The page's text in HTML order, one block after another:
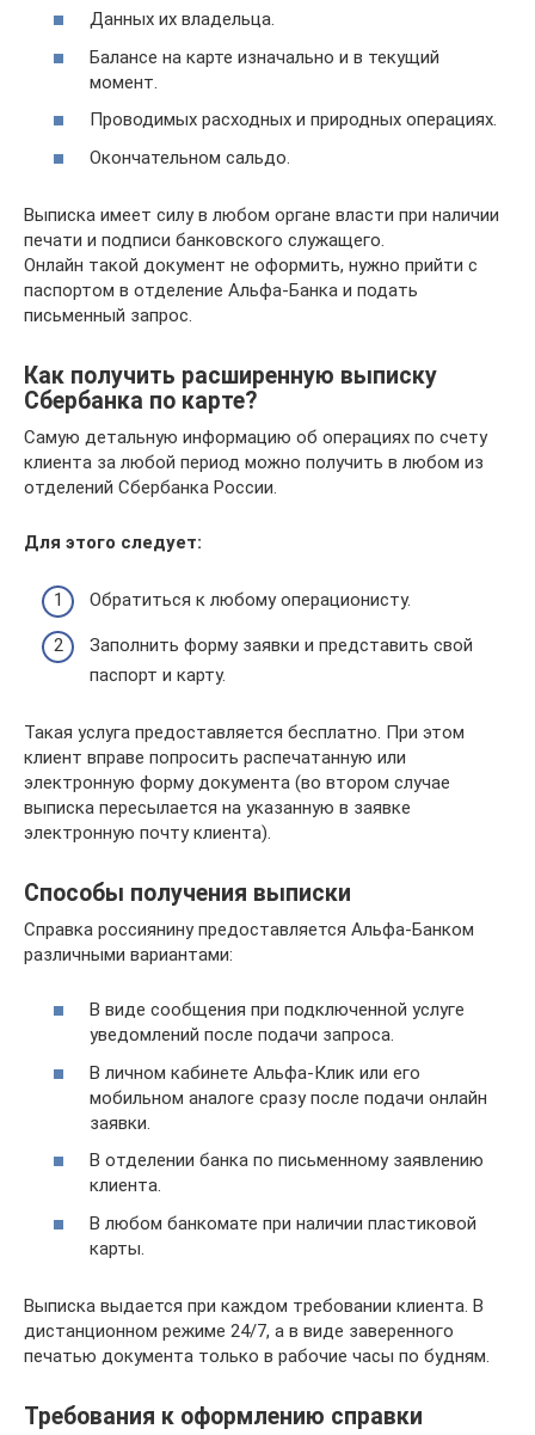
Данных их владельца.
Балансе на карте изначально и в текущий
момент.
Проводимых расходных и природных операциях.
Окончательном сальдо.
Выписка имеет силу в любом органе власти при наличии
печати и подписи банковского служащего.
Онлайн такой документ не оформить, нужно прийти с
паспортом в отделение Альфа-Банка и подать
письменный запрос.
Как получить расширенную выписку
Сбербанка по карте?
Самую детальную информацию об операциях по счету
клиента за любой период можно получить в любом из
отделений Сбербанка России.
Для этого следует:
Обратиться к любому операционисту.
Заполнить форму заявки и представить свой
паспорт и карту.
Такая услуга предоставляется бесплатно. При этом
клиент вправе попросить распечатанную или
электронную форму документа (во втором случае
выписка пересылается на указанную в заявке
электронную почту клиента).
Способы получения выписки
Справка россиянину предоставляется Альфа-Банком
различными вариантами:
В виде сообщения при подключенной услуге
уведомлений после подачи запроса.
В личном кабинете Альфа-Клик или его
мобильном аналоге сразу после подачи онлайн
заявки.
В отделении банка по письменному заявлению
клиента.
В любом банкомате при наличии пластиковой
карты.
Выписка выдается при каждом требовании клиента. В
дистанционном режиме 24/7, а в виде заверенного
печатью документа только в рабочие часы по будням.
Требования к оформлению справки